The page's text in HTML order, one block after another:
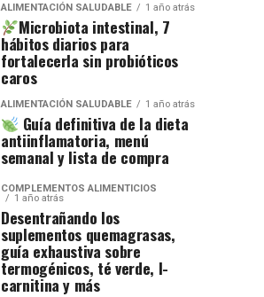
ALIMENTACIÓN SALUDABLE 1 año atrás
Microbiota intestinal, 7
hábitos diarios para
fortalecerla sin probióticos
caros
ALIMENTACIÓN SALUDABLE 1 año atrás
Guía definitiva de la dieta
antiinflamatoria, menú
semanal y lista de compra
COMPLEMENTOS ALIMENTICIOS
1 año atrás
Desentrañando los
suplementos quemagrasas,
guía exhaustiva sobre
termogénicos, té verde, l-
carnitina y más